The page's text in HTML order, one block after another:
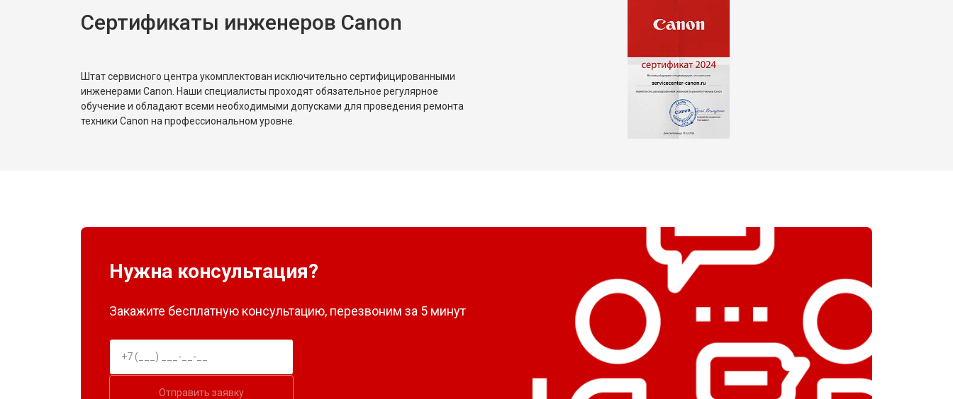
Сертификаты инженеров Canon
Штат сервисного центра укомплектован исключительно сертифицированными
инженерами Canon. Наши специалисты проходят обязательное регулярное
обучение и обладают всеми необходимыми допусками для проведения ремонта
техники Canon на профессиональном уровне.
Нужна консультация?
Закажите бесплатную консультацию, перезвоним за 5 минут
Отправить заявку